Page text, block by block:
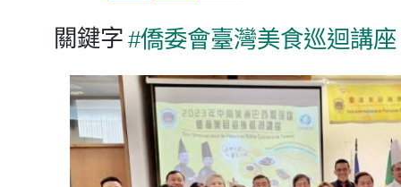
16:00 潮台北系列活動8/22展開
15:00 原台中州農會田中倉庫
14:50
巴西博愛服務團歡慶父親
14:00
癌症免疫療法之父羅森
關鍵字 #僑委會臺灣美食巡迴講座